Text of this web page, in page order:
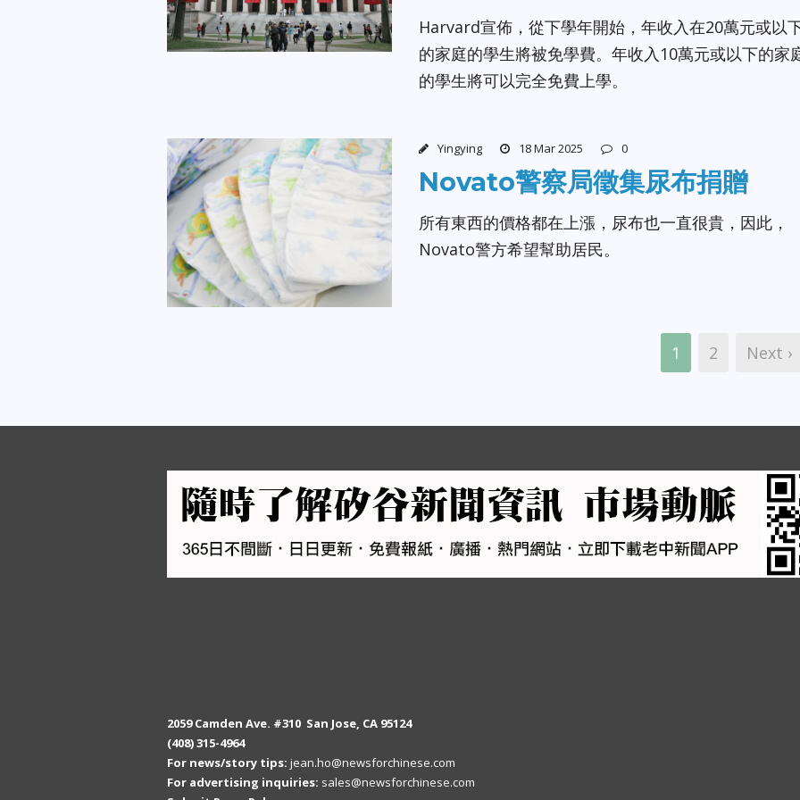
Harvard宣佈，從下學年開始，年收入在20萬元或以
的家庭的學生將被免學費。年收入10萬元或以下的家
的學生將可以完全免費上學。
Yingying 18 Mar 2025 0
Novato警察局徵集尿布捐贈
所有東西的價格都在上漲，尿布也一直很貴，因此，
Novato警方希望幫助居民。
1 2 Next ›
2059 Camden Ave. #310 San Jose, CA 95124
(408) 315-4964
For news/story tips: jean.ho@newsforchinese.com
For advertising inquiries: sales@newsforchinese.com